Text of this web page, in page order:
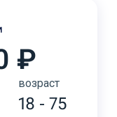
₽
возраст
18 - 75